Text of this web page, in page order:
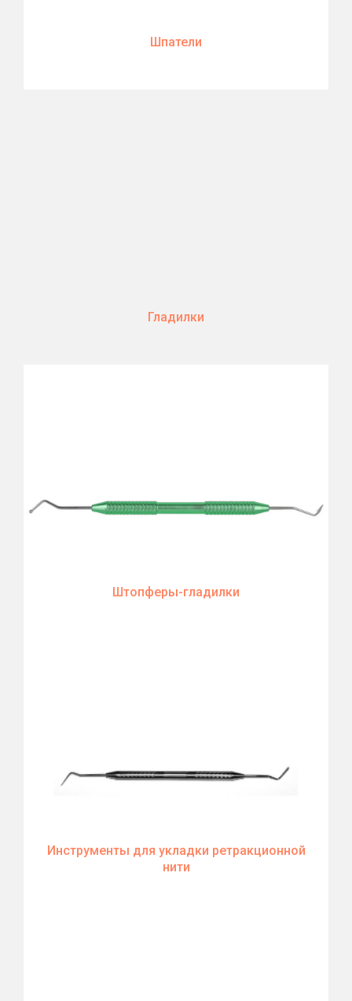
Шпатели
Гладилки
Штопферы-гладилки
Инструменты для укладки ретракционной
нити